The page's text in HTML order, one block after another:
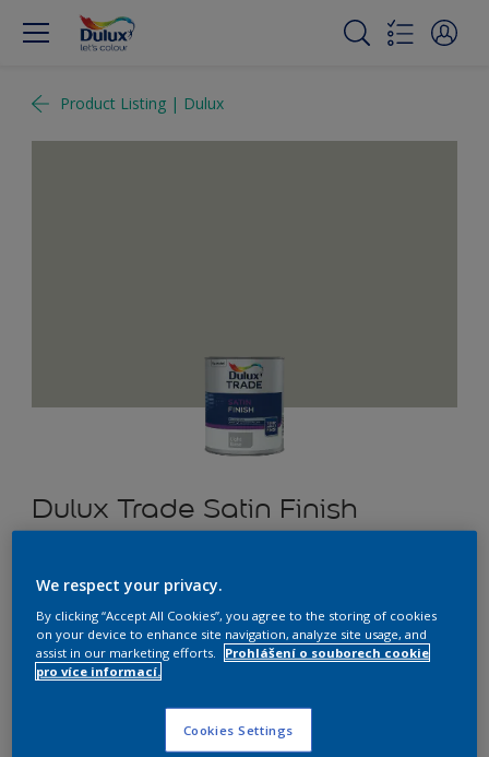
Product Listing | Dulux
Dulux Trade Satin Finish
H3.04.72
Změnit odstín
2,5 L
We respect your privacy.
By clicking “Accept All Cookies”, you agree to the storing of cookies
on your device to enhance site navigation, analyze site usage, and
assist in our marketing efforts.
Prohlášení o souborech cookie
pro více informací.
Cookies Settings